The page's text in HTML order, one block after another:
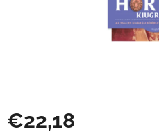
€22,18